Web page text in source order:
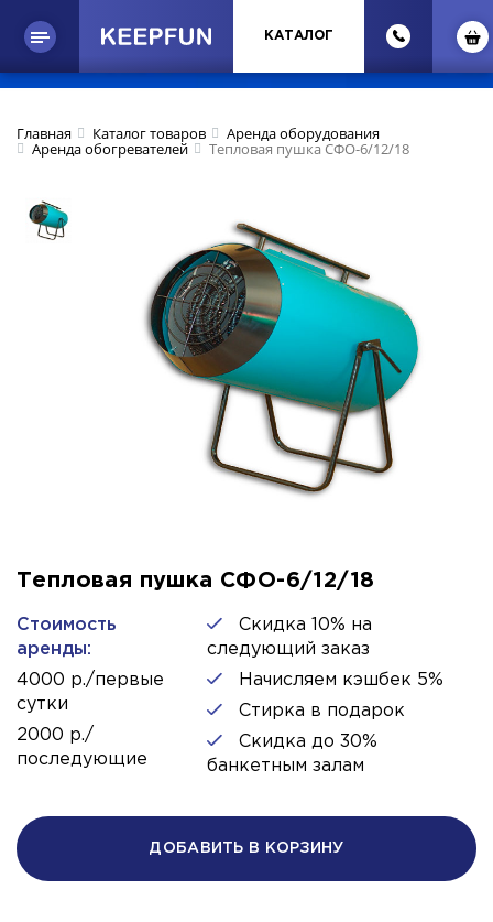
КАТАЛОГ
Главная Каталог товаров Аренда оборудования
Аренда обогревателей Тепловая пушка СФО-6/12/18
Тепловая пушка СФО-6/12/18
Стоимость
аренды:
4000 р./первые
сутки
2000 р./
последующие
Скидка 10% на
следующий заказ
Начисляем кэшбек 5%
Стирка в подарок
Скидка до 30%
банкетным залам
ДОБАВИТЬ В КОРЗИНУ